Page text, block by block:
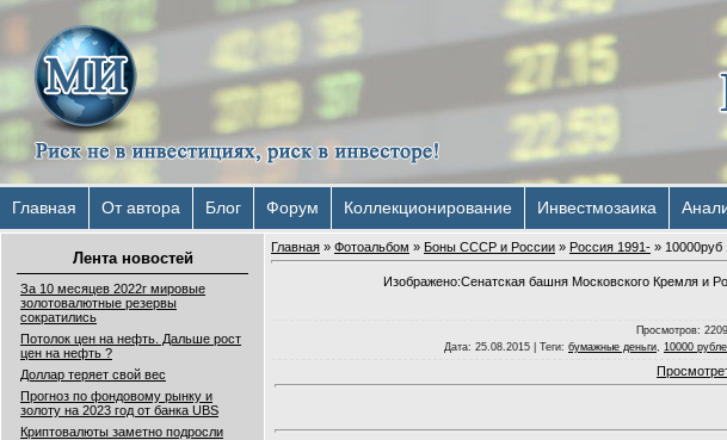
Главная От автора Блог Форум Коллекционирование Инвестмозаика
Лента новостей
За 10 месяцев 2022г мировые
золотовалютные резервы
сократились
Потолок цен на нефть. Дальше рост
цен на нефть ?
Доллар теряет свой вес
Прогноз по фондовому рынку и
золоту на 2023 год от банка UBS
Криптовалюты заметно подросли
Главная » Фотоальбом » Боны СССР и России » Россия 1991- » 10000руб
Изображено:Сенатская башня Московского Кремля и
Просмотров:
Дата: 25.08.2015 | Теги: бумажные деньги 10000